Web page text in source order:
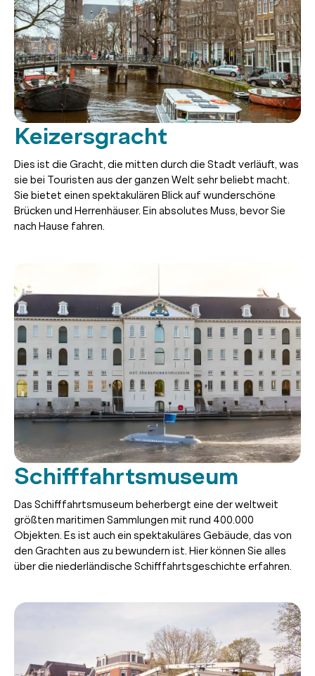
Keizersgracht
Dies ist die Gracht, die mitten durch die Stadt verläuft, was
sie bei Touristen aus der ganzen Welt sehr beliebt macht.
Sie bietet einen spektakulären Blick auf wunderschöne
Brücken und Herrenhäuser. Ein absolutes Muss, bevor Sie
nach Hause fahren.
Schifffahrtsmuseum
Das Schifffahrtsmuseum beherbergt eine der weltweit
größten maritimen Sammlungen mit rund 400.000
Objekten. Es ist auch ein spektakuläres Gebäude, das von
den Grachten aus zu bewundern ist. Hier können Sie alles
über die niederländische Schifffahrtsgeschichte erfahren.